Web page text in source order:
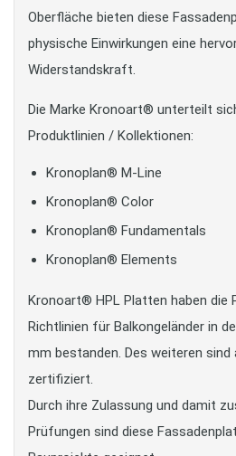
Oberfläche bieten diese
physische Einwirkungen eine
Widerstandskraft.
Die Marke Kronoart® unterteilt
Produktlinien / Kollektionen:
Kronoplan® M-Line
Kronoplan® Color
Kronoplan® Fundamentals
Kronoplan® Elements
Kronoart® HPL Platten haben die
Richtlinien für Balkongeländer in
mm bestanden. Des weiteren sind
zertifiziert.
Durch ihre Zulassung und damit
Prüfungen sind diese